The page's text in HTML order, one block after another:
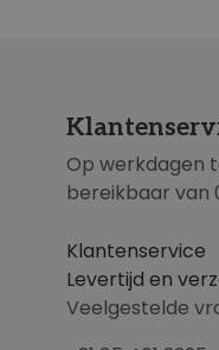
Op werkdagen
bereikbaar van
Klantenservice
Levertijd en
Veelgestelde